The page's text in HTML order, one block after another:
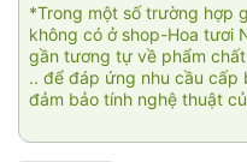
*Trong một số trường hợp
không có ở shop-Hoa tươi
gần tương tự về phẩm
.. để đáp ứng nhu cầu cấp
đảm bảo tính nghệ thuật